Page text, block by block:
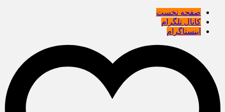
صفحه نخست
کانال تلگرام
اینستاگرام